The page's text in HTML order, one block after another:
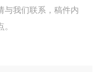
与我们联系，稿件内